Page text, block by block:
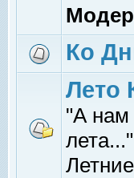
Ко
Лето
"А нам
лета..."